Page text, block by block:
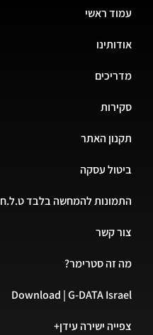
עמוד ראשי
אודותינו
מדריכים
סקירות
תקנון האתר
ביטול עסקה
התמונות להמחשה בלבד ט.ל.ח
צור קשר
מה זה סטרימר?
Download | G-DATA Israel
צפייה ישירה עידן+